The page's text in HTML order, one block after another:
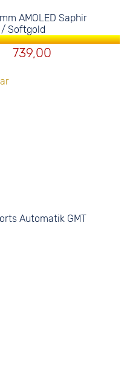
AMOLED Saphir
Softgold
739,00
Automatik GMT